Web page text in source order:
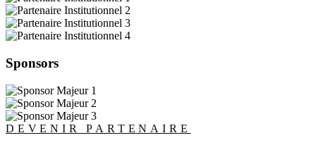
Sponsors
DEVENIR PARTENAIRE